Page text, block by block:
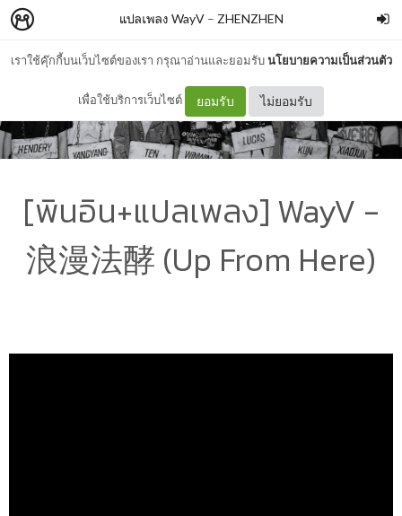
เราใช้คุ๊กกี้บนเว็บไซต์ของเรา กรุณาอ่านและยอมรับนโยบายความเป็นส่วนตัว
เพื่อใช้บริการเว็บไซต์ ยอมรับ ไม่ยอมรับ
แปลเพลง WayV– ZHENZHEN
[พินอิน+แปลเพลง] WayV -
浪漫法酵 (Up From Here)